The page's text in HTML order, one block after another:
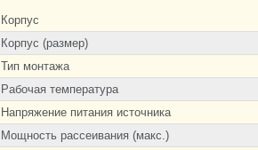
Корпус
Корпус (размер)
Тип монтажа
Рабочая температура
Напряжение питания источника
Мощность рассеивания (макс.)